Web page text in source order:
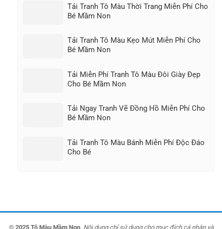
Tải Tranh Tô Màu Thời Trang Miễn Phí Cho
Bé Mầm Non
Tải Tranh Tô Màu Kẹo Mút Miễn Phí Cho
Bé Mầm Non
Tải Miễn Phí Tranh Tô Màu Đôi Giày Đẹp
Cho Bé Mầm Non
Tải Ngay Tranh Vẽ Đồng Hồ Miễn Phí Cho
Bé Mầm Non
Tải Tranh Tô Màu Bánh Miễn Phí Độc Đáo
Cho Bé
© 2025 Tô Màu Mầm Non. Nội dung chỉ sử dụng cho mục đích cá nhân và